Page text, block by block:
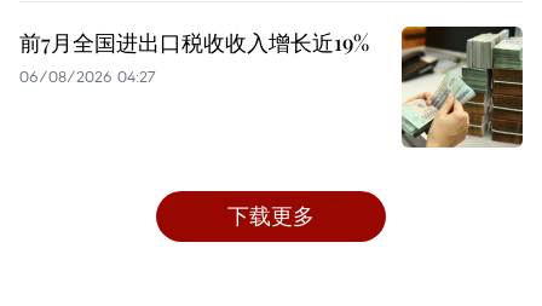
前7月全国进出口税收收入增长近19%
06/08/2026 04:27
下载更多